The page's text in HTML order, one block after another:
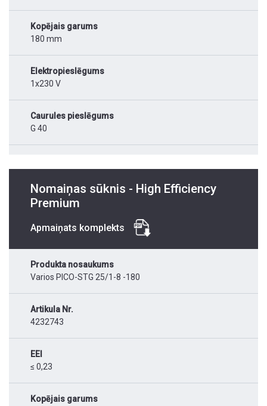
Kopējais garums
180 mm
Elektropieslēgums
1x230 V
Caurules pieslēgums
G 40
Nomaiņas sūknis - High Efficiency
Premium
Apmaiņats komplekts
Produkta nosaukums
Varios PICO-STG 25/1-8 -180
Artikula Nr.
4232743
EEI
≤ 0,23
Kopējais garums